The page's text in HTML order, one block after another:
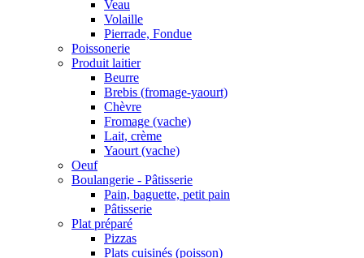
Veau
Volaille
Pierrade, Fondue
Poissonerie
Produit laitier
Beurre
Brebis (fromage-yaourt)
Chèvre
Fromage (vache)
Lait, crème
Yaourt (vache)
Oeuf
Boulangerie - Pâtisserie
Pain, baguette, petit pain
Pâtisserie
Plat préparé
Pizzas
Plats cuisinés (poisson)